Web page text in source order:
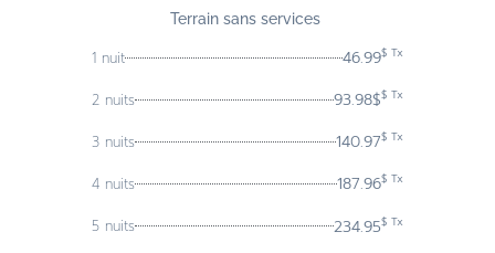
Terrain sans services
1 nuit 46.99$ Tx
2 nuits 93.98$$ Tx
3 nuits 140.97$ Tx
4 nuits 187.96$ Tx
5 nuits 234.95$ Tx